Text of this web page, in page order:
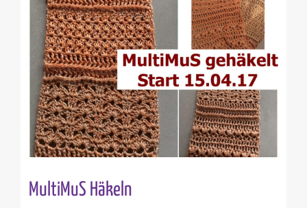
MultiMuS Häkeln